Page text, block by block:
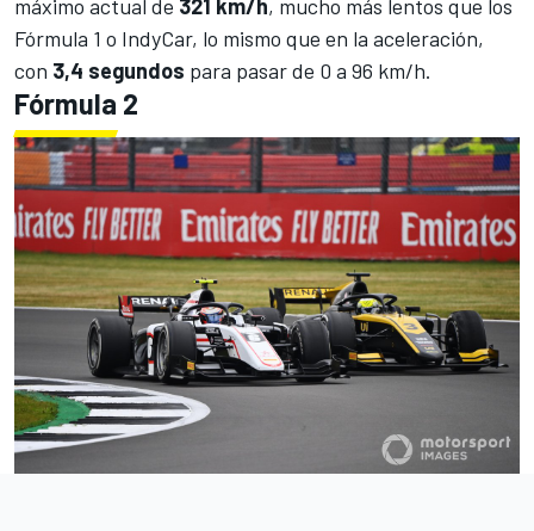
máximo actual de 321 km/h, mucho más lentos que los
Fórmula 1 o IndyCar, lo mismo que en la aceleración,
con 3,4 segundos para pasar de 0 a 96 km/h.
Fórmula 2